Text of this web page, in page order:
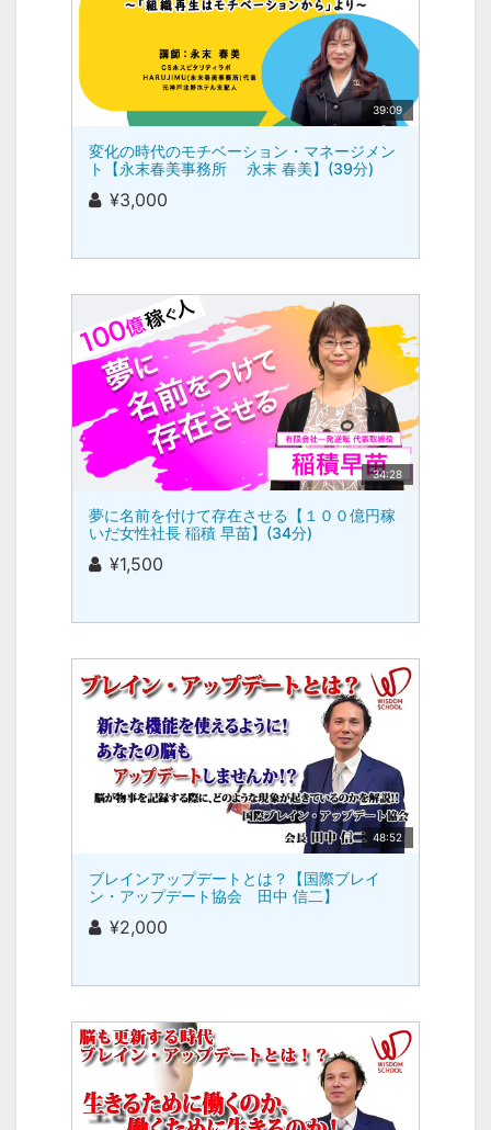
39:09
変化の時代のモチベーション・マネージメン
ト【永末春美事務所 永末 春美】(39分)
¥3,000
34:28
夢に名前を付けて存在させる【１００億円稼
いだ女性社長 稲積 早苗】(34分)
¥1,500
48:52
ブレインアップデートとは？【国際ブレイ
ン・アップデート協会 田中 信二】
¥2,000